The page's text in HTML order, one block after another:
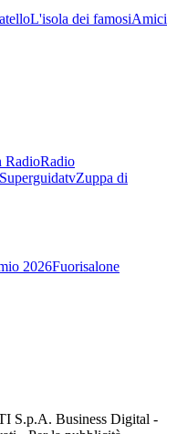
L'isola dei famosiAmici
RadioRadio
SuperguidatvZuppa di
2026Fuorisalone
S.p.A. Business Digital -